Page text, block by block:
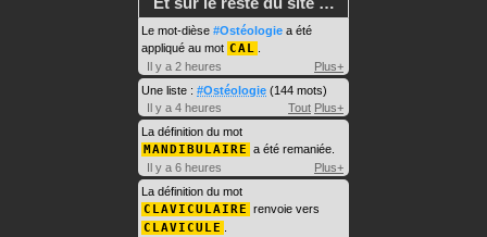
Le mot-dièse #Ostéologie a été
appliqué au mot CAL
Il y a 2 heures
Plus+
Une liste : #Ostéologie (144 mots)
Il y a 4 heures
Tout Plus+
La définition du mot
MANDIBULAIRE a été remaniée.
Il y a 6 heures
Plus+
La définition du mot
CLAVICULAIRE renvoie vers
CLAVICULE